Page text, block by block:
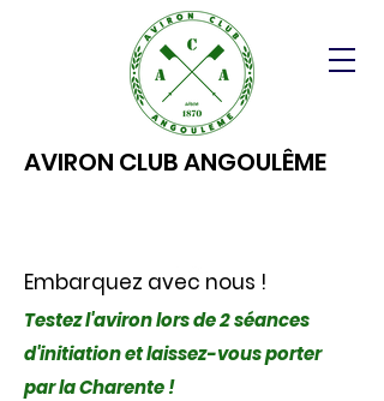
AVIRON CLUB ANGOULÊME
Embarquez avec nous !
Testez l'aviron lors de 2 séances
d'initiation et laissez-vous porter
par la Charente !